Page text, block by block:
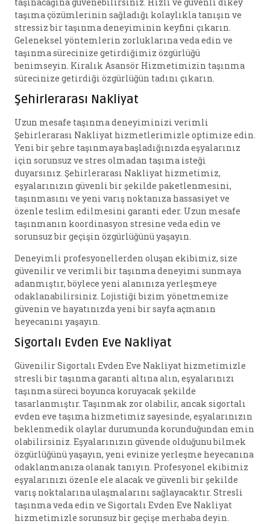
taşıma çözümlerinin sağladığı kolaylıkla tanışın ve
stressiz bir taşınma deneyiminin keyfini çıkarın.
Geleneksel yöntemlerin zorluklarına veda edin ve
taşınma sürecinize getirdiğimiz özgürlüğü
benimseyin. Kiralık Asansör Hizmetimizin taşınma
sürecinize getirdiği özgürlüğün tadını çıkarın.
Şehirlerarası Nakliyat
Uzun mesafe taşınma deneyiminizi verimli
Şehirlerarası Nakliyat hizmetlerimizle optimize edin.
Yeni bir şehre taşınmaya başladığınızda eşyalarınız
için sorunsuz ve stres olmadan taşıma isteği
duyarsınız. Şehirlerarası Nakliyat hizmetimiz,
eşyalarınızın güvenli bir şekilde paketlenmesini,
taşınmasını ve yeni varış noktanıza hassasiyet ve
özenle teslim edilmesini garanti eder. Uzun mesafe
taşınmanın koordinasyon stresine veda edin ve
sorunsuz bir geçişin özgürlüğünü yaşayın.
Deneyimli profesyonellerden oluşan ekibimiz, size
güvenilir ve verimli bir taşınma deneyimi sunmaya
adanmıştır, böylece yeni alanınıza yerleşmeye
odaklanabilirsiniz. Lojistiği bizim yönetmemize
güvenin ve hayatınızda yeni bir sayfa açmanın
heyecanını yaşayın.
Sigortalı Evden Eve Nakliyat
Güvenilir Sigortalı Evden Eve Nakliyat hizmetimizle
stresli bir taşınma garanti altına alın, eşyalarınızı
taşınma süreci boyunca koruyacak şekilde
tasarlanmıştır. Taşınmak zor olabilir, ancak sigortalı
evden eve taşıma hizmetimiz sayesinde, eşyalarınızın
beklenmedik olaylar durumunda korunduğundan emin
olabilirsiniz. Eşyalarınızın güvende olduğunu bilmek
özgürlüğünü yaşayın, yeni evinize yerleşme heyecanına
odaklanmanıza olanak tanıyın. Profesyonel ekibimiz
eşyalarınızı özenle ele alacak ve güvenli bir şekilde
varış noktalarına ulaşmalarını sağlayacaktır. Stresli
taşınma veda edin ve Sigortalı Evden Eve Nakliyat
hizmetimizle sorunsuz bir geçişe merhaba deyin.